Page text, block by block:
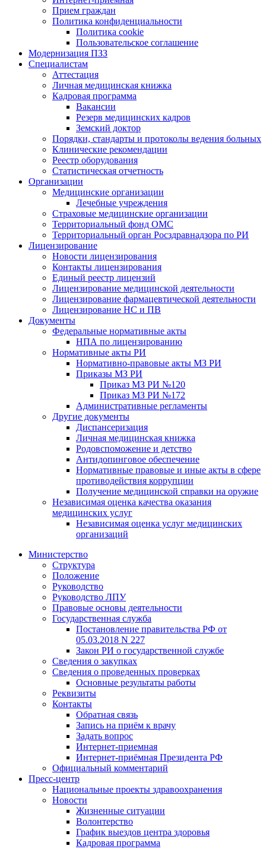
Прием граждан
Политика конфиденциальности
Политика cookie
Пользовательское соглашение
Модернизация ПЗЗ
Специалистам
Аттестация
Личная медицинская книжка
Кадровая программа
Вакансии
Резерв медицинских кадров
Земский доктор
Порядки, стандарты и протоколы ведения больных
Клинические рекомендации
Реестр оборудования
Статистическая отчетность
Организации
Медицинские организации
Лечебные учреждения
Страховые медицинские организации
Территориальный фонд ОМС
Территориальный орган Росздравнадзора по РИ
Лицензирование
Новости лицензирования
Контакты лицензирования
Единый реестр лицензий
Лицензирование медицинской деятельности
Лицензирование фармацевтической деятельности
Лицензирование НС и ПВ
Документы
Федеральные нормативные акты
НПА по лицензированию
Нормативные акты РИ
Нормативно-правовые акты МЗ РИ
Приказы МЗ РИ
Приказ МЗ РИ №120
Приказ МЗ РИ №172
Административные регламенты
Другие документы
Диспансеризация
Личная медицинская книжка
Родовспоможение и детство
Антидопинговое обеспечение
Нормативные правовые и иные акты в сфере
противодействия коррупции
Получение медицинской справки на оружие
Независимая оценка качества оказания
медицинских услуг
Независимая оценка услуг медицинскиx
организаций
Министерство
Структура
Положение
Руководство
Руководство ЛПУ
Правовые основы деятельности
Государственная служба
Постановление правительства РФ от
05.03.2018 N 227
Закон РИ о государственной службе
Сведения о закупках
Сведения о проведенных проверках
Основные результаты работы
Реквизиты
Контакты
Обратная связь
Запись на приём к врачу
Задать вопрос
Интернет-приемная
Интернет-приёмная Президента РФ
Официальный комментарий
Пресс-центр
Национальные проекты здравоохранения
Новости
Жизненные ситуации
Волонтерство
График выездов центра здоровья
Кадровая программа